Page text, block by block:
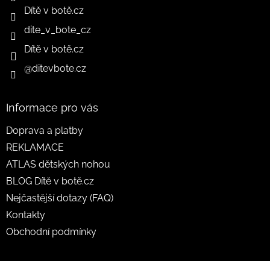
Dítě v botě.cz
dite_v_bote_cz
Dítě v botě.cz
@ditevbote.cz
Informace pro vás
Doprava a platby
REKLAMACE
ATLAS dětských nohou
BLOG Dítě v botě.cz
Nejčastější dotazy (FAQ)
Kontakty
Obchodní podmínky